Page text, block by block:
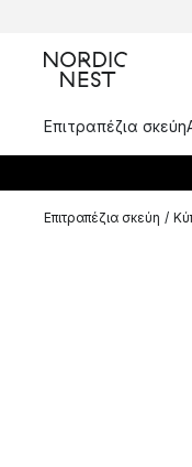
Επιτραπέζια σκεύη
Επιτραπέζια σκεύη /